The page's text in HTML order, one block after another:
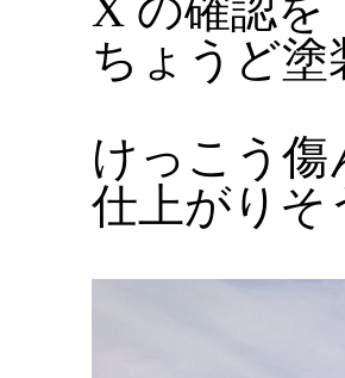
ちょうど
けっこう傷
仕上がりそ